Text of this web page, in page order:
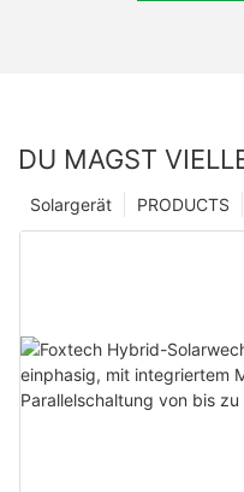
DU MAGST
PRODUCTS
Solargerät